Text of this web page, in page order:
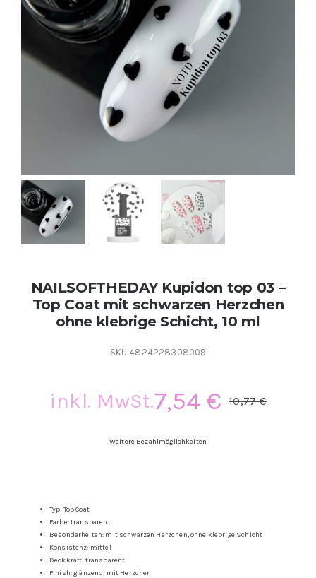
Kontakt
Kundenbewertungen
NAILSOFTHEDAY Kupidon top 03 –
Top Coat mit schwarzen Herzchen
ohne klebrige Schicht, 10 ml
SKU 4824228308009
10,77€
7,54 €
inkl. MwSt.
Weitere Bezahlmöglichkeiten
Typ: Top Coat
Farbe: transparent
Besonderheiten: mit schwarzen Herzchen, ohne klebrige Schicht
Konsistenz: mittel
Deckkraft: transparent
Finish: glänzend, mit Herzchen